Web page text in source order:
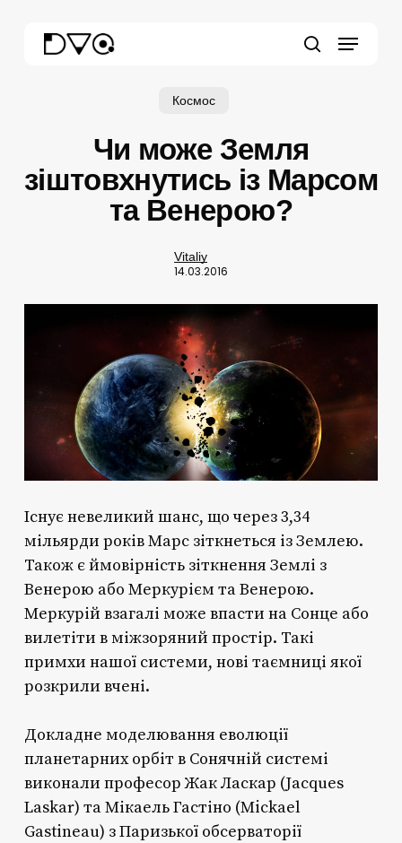
Menu
Космос
Чи може Земля
зіштовхнутись із Марсом
та Венерою?
Vitaliy
14.03.2016
Існує невеликий шанс, що через 3,34
мільярди років Марс зіткнеться із Землею.
Також є ймовірність зіткнення Землі з
Венерою або Меркурієм та Венерою.
Меркурій взагалі може впасти на Сонце або
вилетіти в міжзоряний простір. Такі
примхи нашої системи, нові таємниці якої
розкрили вчені.
Докладне моделювання еволюції
планетарних орбіт в Сонячній системі
виконали професор Жак Ласкар (Jacques
Laskar) та Мікаель Гастіно (Mickael
Gastineau) з Паризької обсерваторії